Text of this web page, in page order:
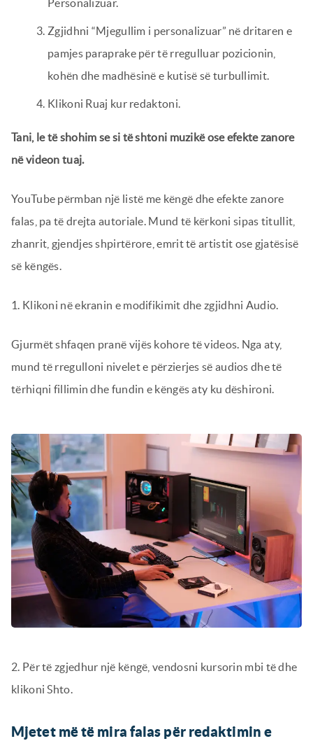
Personalizuar.
Zgjidhni “Mjegullim i personalizuar” në dritaren e
pamjes paraprake për të rregulluar pozicionin,
kohën dhe madhësinë e kutisë së turbullimit.
Klikoni Ruaj kur redaktoni.
Tani, le të shohim se si të shtoni muzikë ose efekte zanore
në videon tuaj.
YouTube përmban një listë me këngë dhe efekte zanore
falas, pa të drejta autoriale. Mund të kërkoni sipas titullit,
zhanrit, gjendjes shpirtërore, emrit të artistit ose gjatësisë
së këngës.
1. Klikoni në ekranin e modifikimit dhe zgjidhni Audio.
Gjurmët shfaqen pranë vijës kohore të videos. Nga aty,
mund të rregulloni nivelet e përzierjes së audios dhe të
tërhiqni fillimin dhe fundin e këngës aty ku dëshironi.
2. Për të zgjedhur një këngë, vendosni kursorin mbi të dhe
klikoni Shto.
Mjetet më të mira falas për redaktimin e